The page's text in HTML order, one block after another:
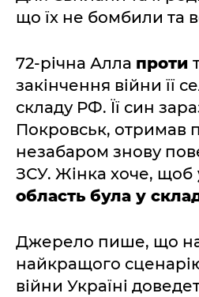
що їх не бомбили та
72-річна Алла проти
закінчення війни її
складу РФ. Її син
Покровськ, отримав
незабаром знову
ЗСУ. Жінка хоче, щоб
область була у
Джерело пише, що
найкращого
війни Україні